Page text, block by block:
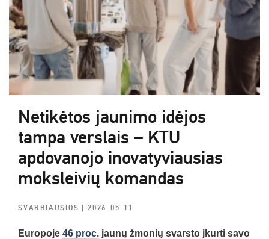
Netikėtos jaunimo idėjos
tampa verslais – KTU
apdovanojo inovatyviausias
moksleivių komandas
SVARBIAUSIOS| 2026-05-11
Europoje 46 proc. jaunų žmonių svarsto įkurti savo